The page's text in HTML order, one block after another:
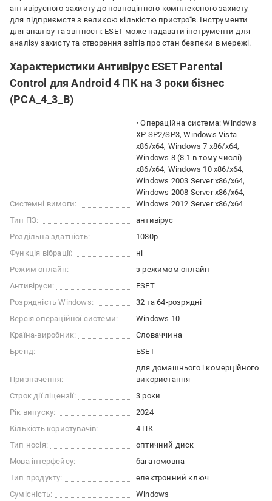
антивірусного захисту до повноцінного комплексного захисту
для підприємств з великою кількістю пристроїв. Інструменти
для аналізу та звітності: ESET може надавати інструменти для
аналізу захисту та створення звітів про стан безпеки в мережі.
Характеристики Антивірус ESET Parental
Control для Android 4 ПК на 3 роки бізнес
(PCA_4_3_B)
Системні вимоги:
• Операційна система: Windows
XP SP2/SP3, Windows Vista
x86/x64, Windows 7 x86/x64,
Windows 8 (8.1 в тому числі)
x86/x64, Windows 10 x86/x64,
Windows 2003 Server x86/x64,
Windows 2008 Server x86/x64,
Windows 2012 Server x86/x64
Тип ПЗ:
антивірус
Роздільна здатність:
1080p
Функція вібрації:
ні
Режим онлайн:
з режимом онлайн
Антивіруси:
ESET
Розрядність Windows:
32 та 64-розрядні
Версія операційної системи:
Windows 10
Країна-виробник:
Словаччина
Бренд:
ESET
Призначення:
для домашнього і комерційного
використання
Строк дії ліцензії:
3 роки
Рік випуску:
2024
Кількість користувачів:
4 ПК
Тип носія:
оптичний диск
Мова інтерфейсу:
багатомовна
Тип продукту:
електронний ключ
Сумісність:
Windows